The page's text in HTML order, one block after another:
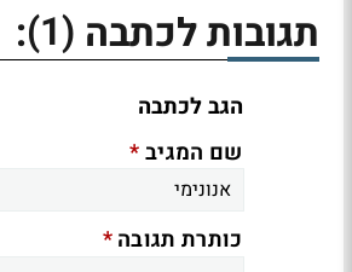
תגובות לכתבה (1)
:
הגב לכתבה
שם המגיב*
כותרת תגובה*